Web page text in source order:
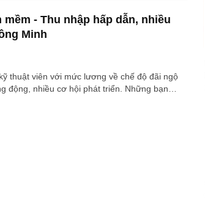
1 buổi trưa nắng gắt, có 1 cậu sinh viên đến
- Thu nhập hấp dẫn, nhiều
Minh
thuật viên với mức lương về chế độ đãi ngộ
động, nhiều cơ hội phát triển. Những bạn